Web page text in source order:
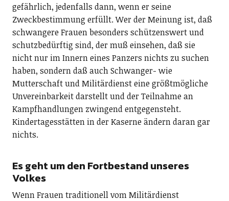
gefährlich, jedenfalls dann, wenn er seine
Zweckbestimmung erfüllt. Wer der Meinung ist, daß
schwangere Frauen besonders schützenswert und
schutzbedürftig sind, der muß einsehen, daß sie
nicht nur im Innern eines Panzers nichts zu suchen
haben, sondern daß auch Schwanger- wie
Mutterschaft und Militärdienst eine größtmögliche
Unvereinbarkeit darstellt und der Teilnahme an
Kampfhandlungen zwingend entgegensteht.
Kindertagesstätten in der Kaserne ändern daran gar
nichts.
Es geht um den Fortbestand unseres
Volkes
Wenn Frauen traditionell vom Militärdienst